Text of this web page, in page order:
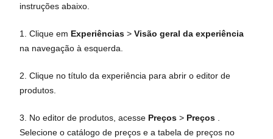
instruções abaixo.
1. Clique em Experiências > Visão geral da experiência
na navegação à esquerda.
2. Clique no título da experiência para abrir o editor de
produtos.
3. No editor de produtos, acesse Preços > Preços
Selecione o catálogo de preços e a tabela de preços no